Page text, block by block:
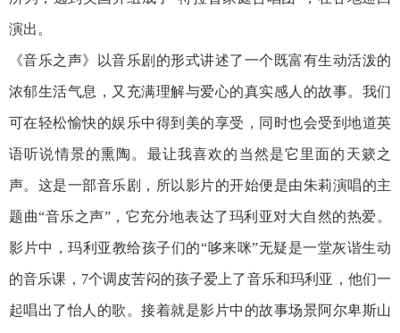
演出。
《音乐之声》以音乐剧的形式讲述了一个既富有生动活泼的
浓郁生活气息，又充满理解与爱心的真实感人的故事。我们
可在轻松愉快的娱乐中得到美的享受，同时也会受到地道英
语听说情景的熏陶。最让我喜欢的当然是它里面的天簌之
声。这是一部音乐剧，所以影片的开始便是由朱莉演唱的主
题曲“音乐之声”，它充分地表达了玛利亚对大自然的热爱。
影片中，玛利亚教给孩子们的“哆来咪”无疑是一堂灰谐生动
的音乐课，7个调皮苦闷的孩子爱上了音乐和玛利亚，他们一
起唱出了怡人的歌。接着就是影片中的故事场景阿尔卑斯山